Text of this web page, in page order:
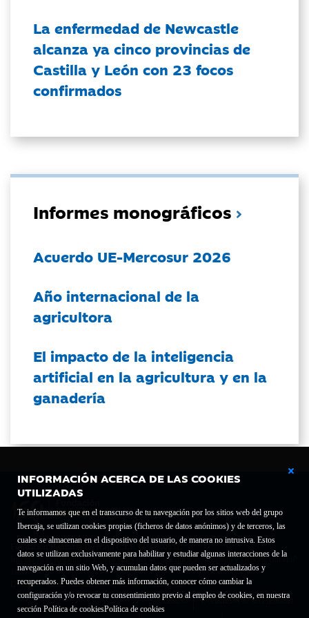
INFORMACIÓN ACERCA DE LAS COOKIES
UTILIZADAS
Te informamos que en el transcurso de tu navegación por los sitios web del grupo
Ibercaja, se utilizan cookies propias (ficheros de datos anónimos) y de terceros, las
cuales se almacenan en el dispositivo del usuario, de manera no intrusiva. Estos
datos se utilizan exclusivamente para habilitar y estudiar algunas interacciones de la
navegación en un sitio Web, y acumulan datos que pueden ser actualizados y
recuperados. Puedes obtener más información, conocer cómo cambiar la
configuración y/o revocar tu consentimiento previo al empleo de cookies, en nuestra
sección Política de cookiesPolítica de cookies
La enfermedad de Newcastle
alcanza ya cinco provincias de
Castilla y León con 23 focos
confirmados
Informes monográficos
Acuerdo UE-Mercosur 2026
Año internacional de la
agricultora
El impacto de la inteligencia
artificial en la agricultura y en la
ganadería
Fundación Bancaria Ibercaja C.I.F. G-50000652.
Inscrita en el Registro de Fundaciones del Mº de Educación, Cultura y Deporte con el nº
1689.
Domicilio social: Joaquín Costa, 13. 50001 Zaragoza.
Contacto
Declaración de accesibilidad